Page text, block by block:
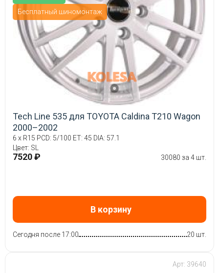
Бесплатный шиномонтаж
Tech Line 535 для TOYOTA Caldina T210 Wagon
2000–2002
6 x R15 PCD: 5/100 ET: 45 DIA: 57.1
Цвет: SL
7520 ₽ 30080 за 4 шт.
В корзину
Сегодня после 17:00 20 шт.
Арт: 39640